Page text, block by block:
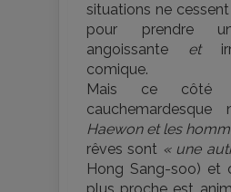
situations ne cessent
pour prendre
angoissante et
comique.
Mais ce côté
cauchemardesque
Haewon et les
rêves sont « une
Hong Sang-soo) et